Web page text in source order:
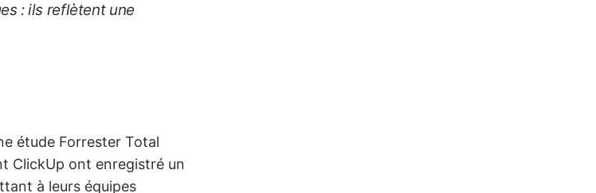
: ils reflètent une
étude Forrester Total
ClickUp ont enregistré un
à leurs équipes